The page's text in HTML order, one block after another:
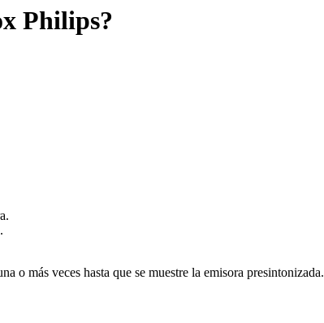
Philips?
o más veces hasta que se muestre la emisora presintonizada.